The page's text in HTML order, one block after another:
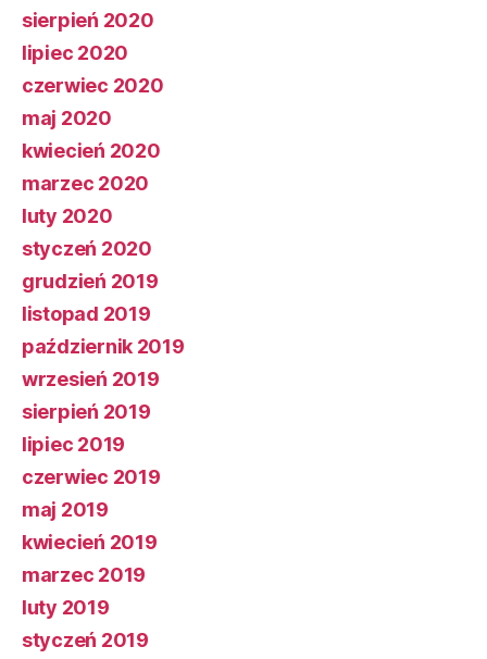
sierpień 2020
lipiec 2020
czerwiec 2020
maj 2020
kwiecień 2020
marzec 2020
luty 2020
styczeń 2020
grudzień 2019
listopad 2019
październik 2019
wrzesień 2019
sierpień 2019
lipiec 2019
czerwiec 2019
maj 2019
kwiecień 2019
marzec 2019
luty 2019
styczeń 2019